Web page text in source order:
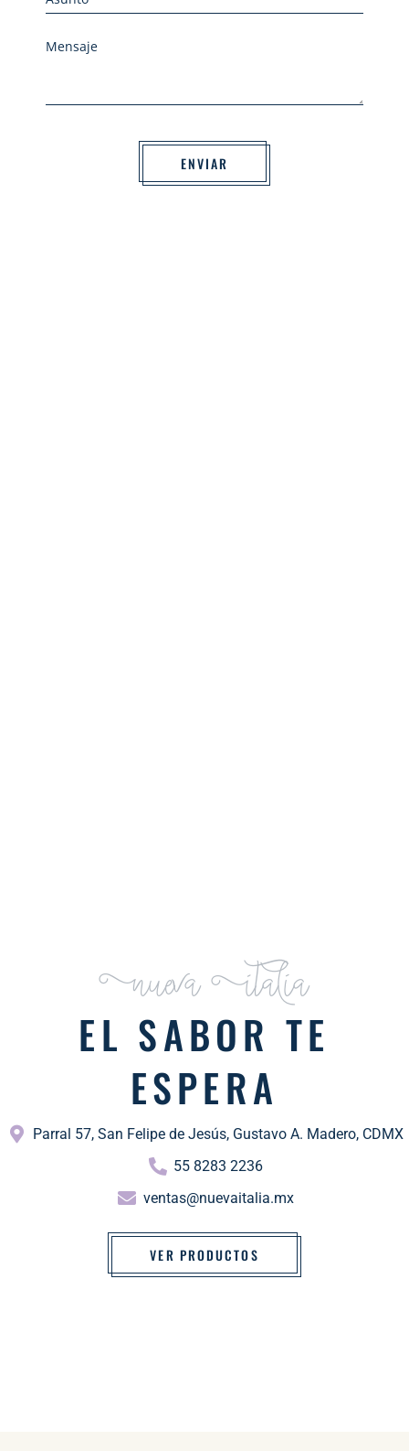
ENVIAR
Nueva Italia
EL SABOR TE
ESPERA
Parral 57, San Felipe de Jesús, Gustavo A. Madero, CDMX
55 8283 2236
ventas@nuevaitalia.mx
VER PRODUCTOS